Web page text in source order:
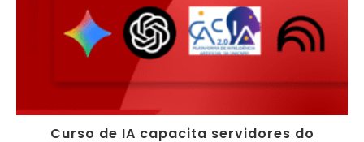
Curso de IA capacita servidores do